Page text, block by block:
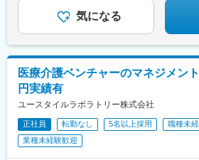
在地はHP参照⇒養成期間後の勤務地は
ェネラルマネージャーと相談の上決定
料の借り上げ社宅提供☆早期キャリア
ジション
気になる
医療介護ベンチャーのマネジメン
円実績有
ユースタイルラボラトリー株式会社
正社員 転勤なし 5名以上採用
職種未
業種未経験歓迎